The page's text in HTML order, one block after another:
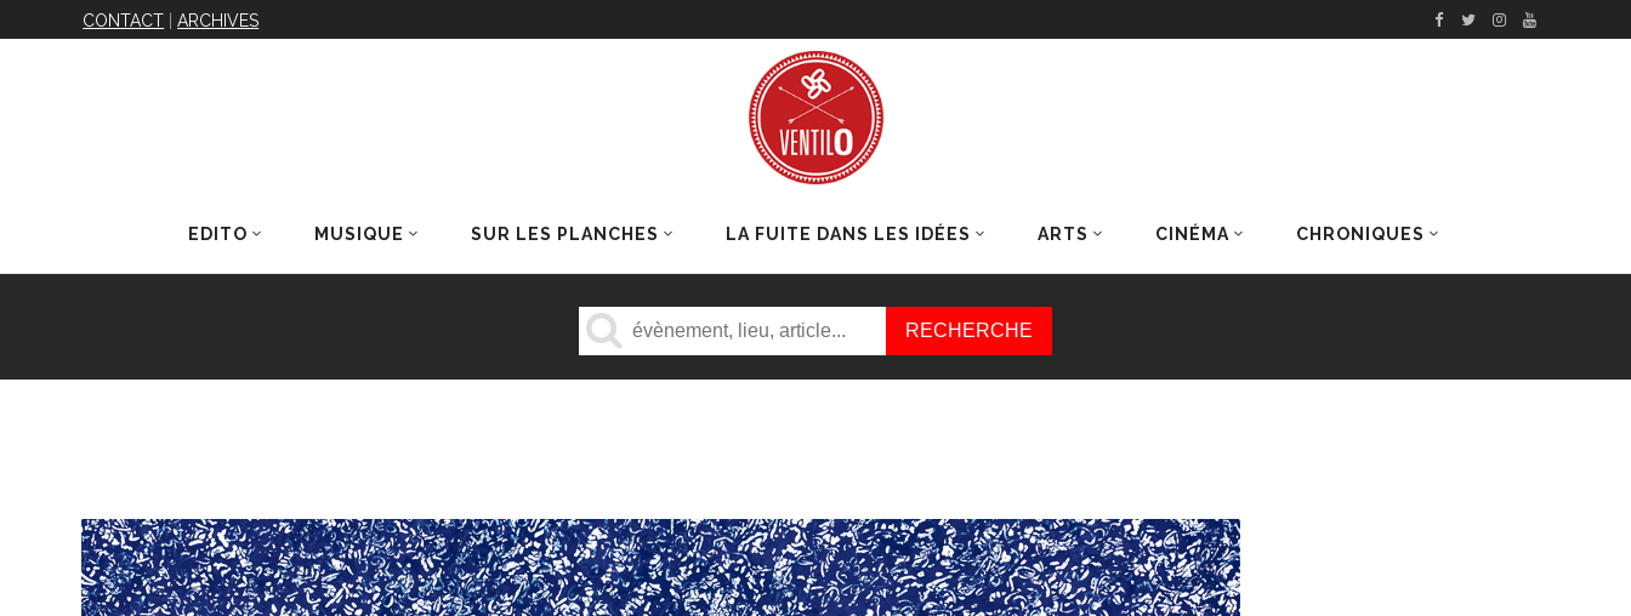
CONTACT |ARCHIVES
EDITO MUSIQUE SUR LES PLANCHES LA FUITE DANS LES IDÉES ARTS CINÉMA CHRONIQUES
DERNIERS ARTICLES